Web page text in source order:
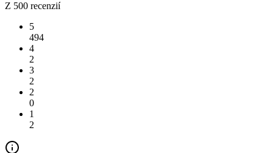
Z 500 recenzií
5
494
4
2
3
2
2
0
1
2